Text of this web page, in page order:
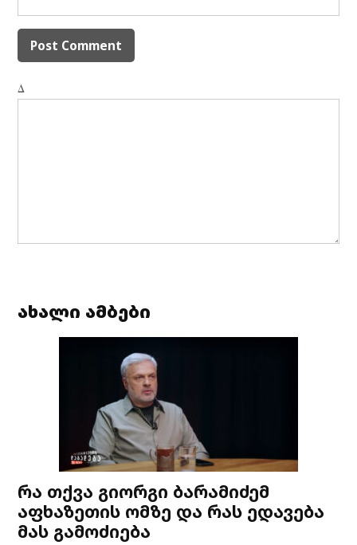
Δ
ახალი ამბები
რა თქვა გიორგი ბარამიძემ
აფხაზეთის ომზე და რას ედავება
მას გამოძიება